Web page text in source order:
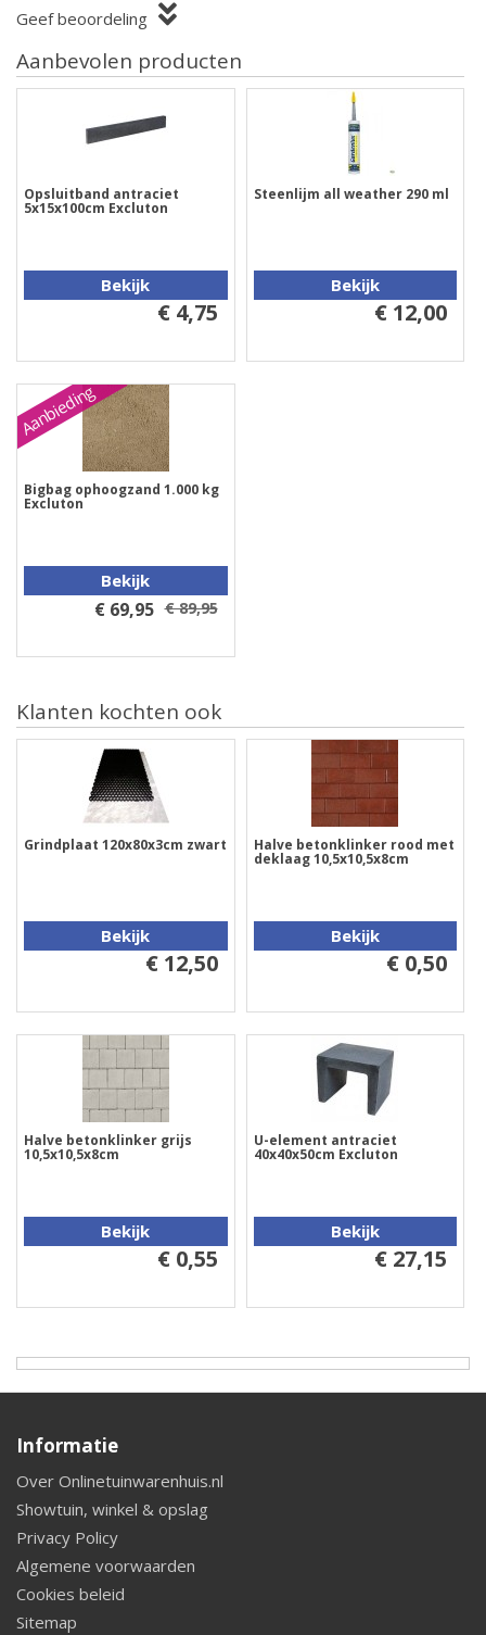
Geef beoordeling
Aanbevolen producten
Opsluitband antraciet
5x15x100cm Excluton
Bekijk
€ 4,75
Steenlijm all weather 290 ml
Bekijk
€ 12,00
Aanbieding
Bigbag ophoogzand 1.000 kg
Excluton
Bekijk
€ 69,95 € 89,95
Klanten kochten ook
Grindplaat 120x80x3cm zwart
Bekijk
€ 12,50
Halve betonklinker rood met
deklaag 10,5x10,5x8cm
Bekijk
€ 0,50
Halve betonklinker grijs
10,5x10,5x8cm
Bekijk
€ 0,55
U-element antraciet
40x40x50cm Excluton
Bekijk
€ 27,15
Informatie
Over Onlinetuinwarenhuis.nl
Showtuin, winkel & opslag
Privacy Policy
Algemene voorwaarden
Cookies beleid
Sitemap